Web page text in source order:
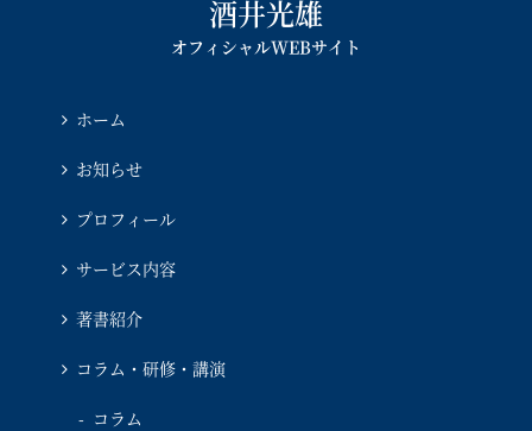
酒井光雄
オフィシャルWEBサイト
ホーム
お知らせ
プロフィール
サービス内容
著書紹介
コラム・研修・講演
コラム